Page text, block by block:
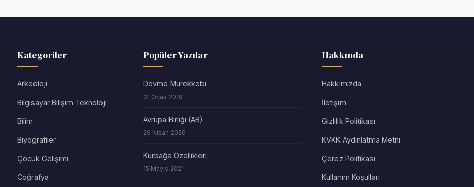
Kategoriler
Arkeoloji
Bilgisayar Bilişim Teknoloji
Bilim
Biyografiler
Çocuk Gelişimi
Coğrafya
Popüler Yazılar
Dövme Mürekkebi
31 Ocak 2019
Avrupa Birliği (AB)
29 Nisan 2020
Kurbağa Özellikleri
15 Mayıs 2021
Hakkında
Hakkımızda
İletişim
Gizlilik Politikası
KVKK Aydınlatma Metni
Çerez Politikası
Kullanım Koşulları